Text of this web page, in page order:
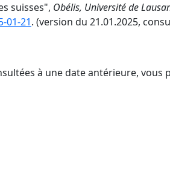
suisses", Obélis, Université de
01-21. (version du 21.01.2025,
à une date antérieure, vous